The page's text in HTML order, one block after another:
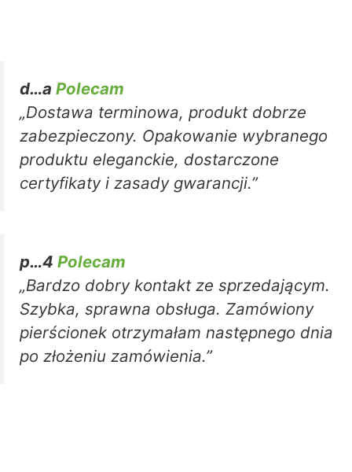
d…a Polecam
„Dostawa terminowa, produkt dobrze
zabezpieczony. Opakowanie wybranego
produktu eleganckie, dostarczone
certyfikaty i zasady gwarancji.”
p…4 Polecam
„Bardzo dobry kontakt ze sprzedającym.
Szybka, sprawna obsługa. Zamówiony
pierścionek otrzymałam następnego dnia
po złożeniu zamówienia.”